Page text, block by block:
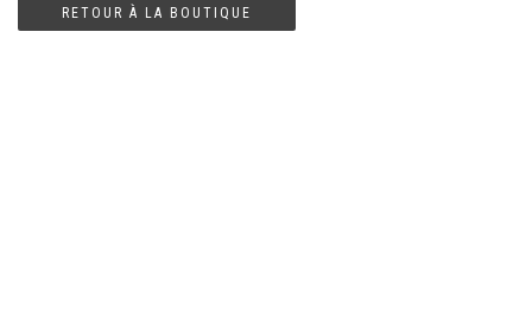
RETOUR À LA BOUTIQUE